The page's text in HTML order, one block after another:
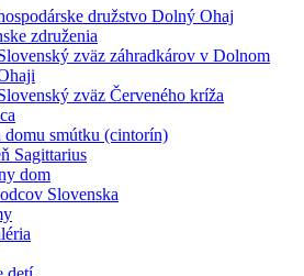
družstvo Dolný Ohaj
združenia
zväz záhradkárov v Dolnom
zväz Červeného kríža
domu smútku (cintorín)
Sagittarius
dom
Slovenska